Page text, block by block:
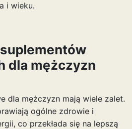
i wieku.
dla mężczyzn
dla mężczyzn mają wiele zalet.
ogólne zdrowie i
co przekłada się na lepszą